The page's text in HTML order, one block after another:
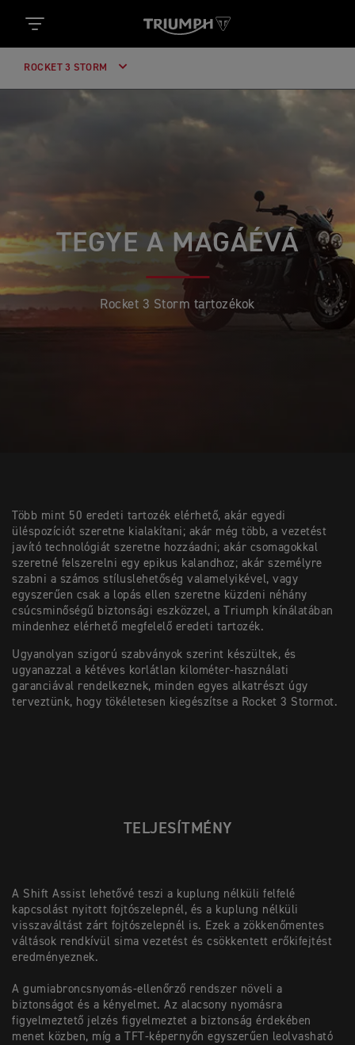
ROCKET 3 STORM
TEGYE A MAGÁÉVÁ
Rocket 3 Storm tartozékok
Több mint 50 eredeti tartozék elérhető, akár egyedi
üléspozíciót szeretne kialakítani; akár még több, a vezetést
javító technológiát szeretne hozzáadni; akár csomagokkal
szeretné felszerelni egy epikus kalandhoz; akár személyre
szabni a számos stíluslehetőség valamelyikével, vagy
egyszerűen csak a lopás ellen szeretne küzdeni néhány
csúcsminőségű biztonsági eszközzel, a Triumph kínálatában
mindenhez elérhető megfelelő eredeti tartozék.
Ugyanolyan szigorú szabványok szerint készültek, és
ugyanazzal a kétéves korlátlan kilométer-használati
garanciával rendelkeznek, minden egyes alkatrészt úgy
terveztünk, hogy tökéletesen kiegészítse a Rocket 3 Stormot.
TELJESÍTMÉNY
A Shift Assist lehetővé teszi a kuplung nélküli felfelé
kapcsolást nyitott fojtószelepnél, és a kuplung nélküli
visszaváltást zárt fojtószelepnél is. Ezek a zökkenőmentes
váltások rendkívül sima vezetést és csökkentett erőkifejtést
eredményeznek.
A gumiabroncsnyomás-ellenőrző rendszer növeli a
biztonságot és a kényelmet. Az alacsony nyomásra
figyelmeztető jelzés figyelmeztet a biztonság érdekében
menet közben, míg a TFT-képernyőn egyszerűen leolvasható